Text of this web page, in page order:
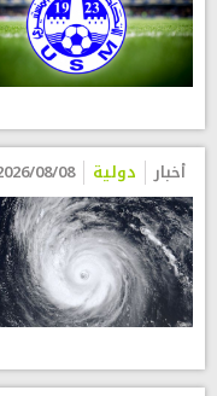
أخبار دولية 08/08 15:34